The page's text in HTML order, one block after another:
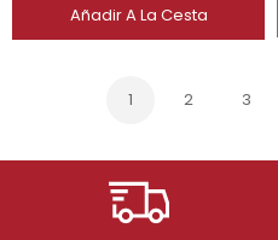
Añadir A La Cesta
1 2 3